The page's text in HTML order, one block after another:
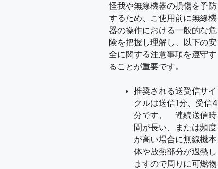
怪我や無線機器の損傷を予防
するため、ご使用前に無線機
器の操作における一般的な危
険を把握し理解し、以下の安
全に関する注意事項を遵守す
ることが重要です。
推奨される送受信サイ
クルは送信1分、受信4
分です。 連続送信時
間が長い、または頻度
が高い場合に無線機本
体や放熱部分が過熱し
ますので周りに可燃物